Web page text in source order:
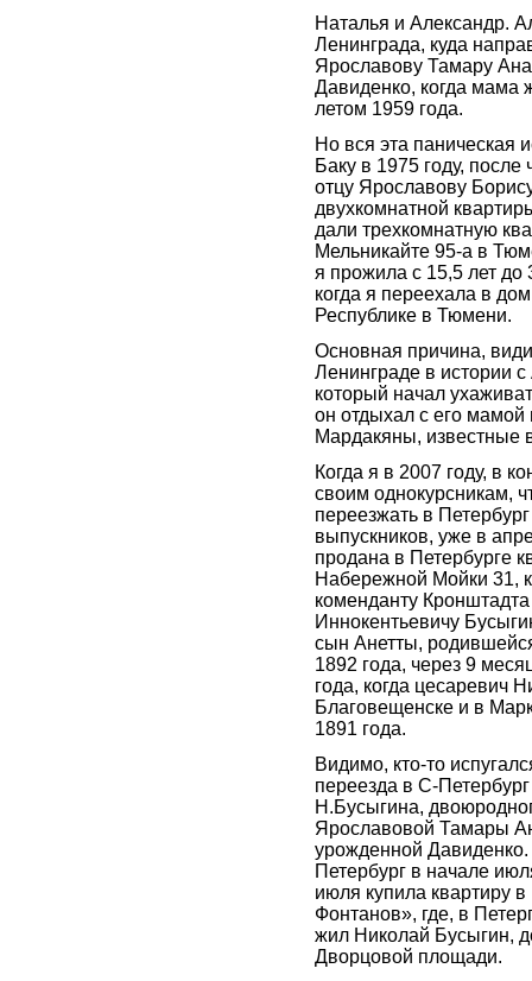
Наталья и Александр.
Ленинграда, куда
Ярославову Тамару
Давиденко, когда мама
летом 1959 года.
Но вся эта паническая
Баку в 1975 году, после
отцу Ярославову
двухкомнатной
дали трехкомнатную
Мельникайте 95-а в
я прожила с 15,5 лет до
когда я переехала в
Республике в Тюмени.
Основная причина,
Ленинграде в истории
который начал
он отдыхал с его мамой
Мардакяны, известные
Когда я в 2007 году, в
своим однокурсникам,
переезжать в
выпускников, уже в
продана в Петербурге
Набережной Мойки 31,
коменданту
Иннокентьевичу
сын Анетты,
1892 года, через 9
года, когда цесаревич
Благовещенске и в
1891 года.
Видимо, кто-то
переезда в С-Петербург
Н.Бусыгина,
Ярославовой Тамары
урожденной
Петербург в начале
июля купила квартиру
Фонтанов», где, в
жил Николай Бусыгин,
Дворцовой площади.